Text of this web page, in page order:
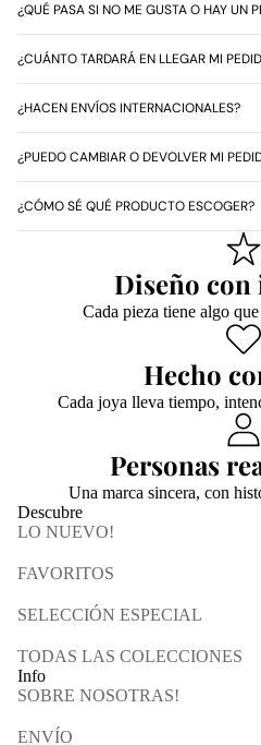
¿QUÉ PASA SI NO ME GUSTA O HAY UN
¿CUÁNTO TARDARÁ EN LLEGAR MI
¿HACEN ENVÍOS INTERNACIONALES?
¿PUEDO CAMBIAR O DEVOLVER MI
¿CÓMO SÉ QUÉ PRODUCTO ESCOGER?
Diseño
Cada pieza tiene algo
Hecho
Cada joya lleva tiempo,
Personas
Una marca sincera, con
Descubre
LO NUEVO!
FAVORITOS
SELECCIÓN ESPECIAL
TODAS LAS COLECCIONES
Info
SOBRE NOSOTRAS!
ENVÍO